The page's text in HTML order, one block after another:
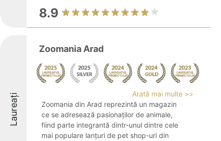
8.9
Laureați
Zoomania Arad
Arată mai multe >>
Zoomania din Arad reprezintă un magazin
ce se adresează pasionaților de animale,
fiind parte integrantă dintr-unul dintre cele
mai populare lanțuri de pet shop-uri din